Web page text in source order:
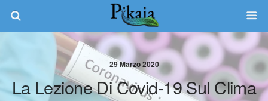
29 Marzo 2020
La Lezione Di Covid-19 Sul Clima